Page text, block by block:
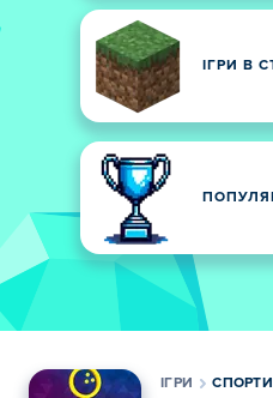
ІГРИ В
ІГРИ